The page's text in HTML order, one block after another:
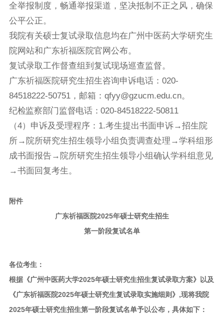
全举报制度，畅通举报渠道，坚决抵制不正之风，确保
公平公正。
我院有关硕士复试录取信息均在广州中医药大学研究生
院网站和广东祈福医院官网公布。
复试录取工作督查组到复试现场巡查监督。
广东祈福医院研究生招生咨询申诉电话：020-
84518222-50751，邮箱：qfyy@gzucm.edu.cn。
纪检监察部门监督电话：020-84518222-50811
（4）申诉及受理程序：1.考生提出书面申诉→招生院
所→院所研究生招生领导小组负责调查处理→学科组形
成书面报告→院所研究生招生领导小组确认学科组意见
→书面回复考生。
附件
广东祈福医院2025年硕士研究生招生
第一阶段复试名单
各位考生：
根据《广州中医药大学2025年硕士研究生招生复试录取方案》以及
《广东祈福医院2025年硕士研究生复试录取实施细则》,现将我院
2025年硕士研究生招生第一阶段复试名单予以公布，具体如下：